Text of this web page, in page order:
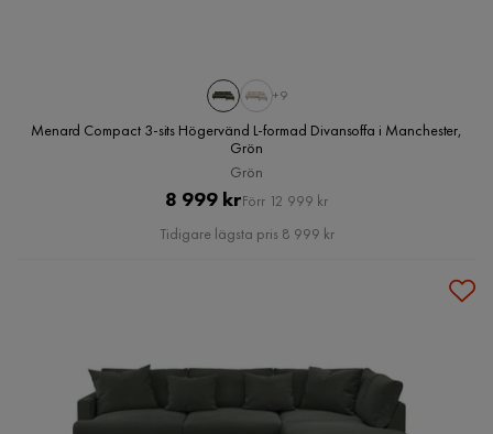
+9
Menard Compact 3-sits Högervänd L-formad Divansoffa i Manchester,
Grön
Grön
Pris
8 999 krOriginal
Pris
Förr 12 999 kr
Tidigare lägsta pris 8 999 kr